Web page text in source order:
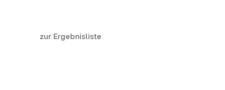
zur Ergebnisliste